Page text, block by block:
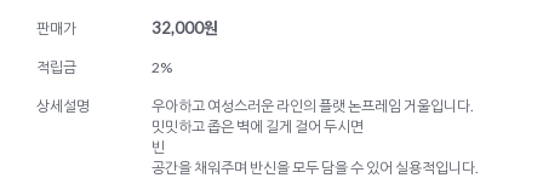
판매가 32,000원
적립금 2%
상세설명
우아하고 여성스러운 라인의 플랫 논프레임 거울입니다.
밋밋하고 좁은 벽에 길게 걸어 두시면
빈
공간을 채워주며 반신을 모두 담을 수 있어 실용적입니다.